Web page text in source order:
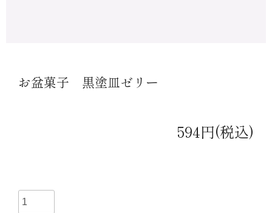
お盆菓子 黒塗皿ゼリー
594円(税込)